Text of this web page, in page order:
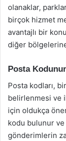
olanaklar,
birçok hizmet
avantajlı bir
diğer
Posta
Posta kodları,
belirlenmesi ve
için oldukça
kodu bulunur
gönderimlerin